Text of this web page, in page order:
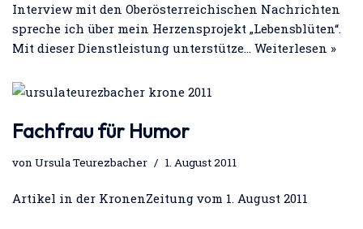
Interview mit den Oberösterreichischen Nachrichten
spreche ich über mein Herzensprojekt „Lebensblüten“.
Mit dieser Dienstleistung unterstütze… Weiterlesen »
Fachfrau für Humor
vonUrsula Teurezbacher 1. August 2011
Artikel in der KronenZeitung vom 1. August 2011